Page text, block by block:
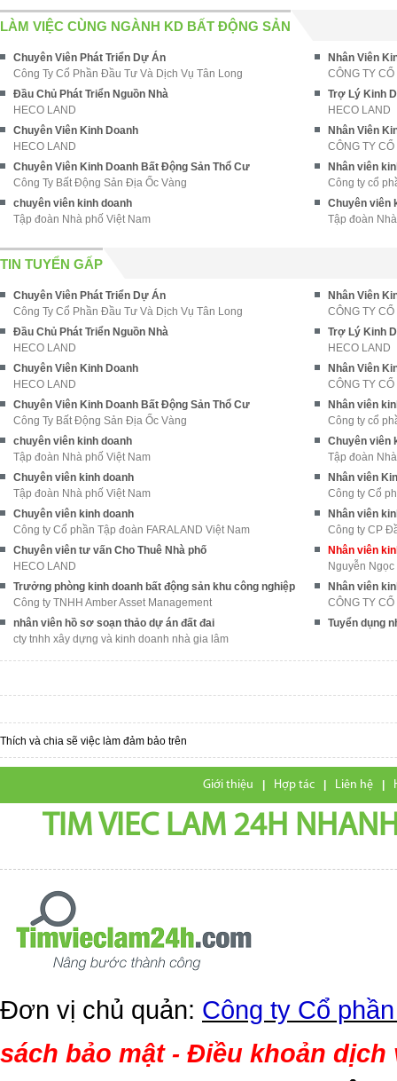
LÀM VIỆC CÙNG NGÀNH KD BẤT ĐỘNG SẢN
Chuyên Viên Phát Triển Dự Án
Công Ty Cổ Phần Đầu Tư Và Dịch Vụ Tân Long
Nhân Viên
CÔNG TY
Đầu Chủ Phát Triển Nguồn Nhà
HECO LAND
Trợ Lý Kinh
HECO LAND
Chuyên Viên Kinh Doanh
HECO LAND
Nhân Viên
CÔNG TY
Chuyên Viên Kinh Doanh Bất Động Sản Thổ Cư
Công Ty Bất Động Sản Địa Ốc Vàng
Nhân viên
Công ty cổ
chuyên viên kinh doanh
Tập đoàn Nhà phố Việt Nam
Chuyên viên
Tập đoàn
TIN TUYỂN GẤP
Chuyên Viên Phát Triển Dự Án
Công Ty Cổ Phần Đầu Tư Và Dịch Vụ Tân Long
Nhân Viên
CÔNG TY
Đầu Chủ Phát Triển Nguồn Nhà
HECO LAND
Trợ Lý Kinh
HECO LAND
Chuyên Viên Kinh Doanh
HECO LAND
Nhân Viên
CÔNG TY
Chuyên Viên Kinh Doanh Bất Động Sản Thổ Cư
Công Ty Bất Động Sản Địa Ốc Vàng
Nhân viên
Công ty cổ
chuyên viên kinh doanh
Tập đoàn Nhà phố Việt Nam
Chuyên viên
Tập đoàn
Chuyên viên kinh doanh
Tập đoàn Nhà phố Việt Nam
Nhân viên
Công ty Cổ
Chuyên viên kinh doanh
Công ty Cổ phần Tập đoàn FARALAND Việt Nam
Nhân viên
Công ty CP
Chuyên viên tư vấn Cho Thuê Nhà phố
HECO LAND
Nhân viên
Nguyễn Ngọc
Trưởng phòng kinh doanh bất động sản khu công nghiệp
Công ty TNHH Amber Asset Management
Nhân viên
CÔNG TY
nhân viên hồ sơ soạn thảo dự án đất đai
cty tnhh xây dựng và kinh doanh nhà gia lâm
Tuyển dụng
Thích và chia sẽ việc làm đảm bảo trên
Giới thiệu | Hợp tác | Liên hệ |
TIM VIEC LAM 24H
Đơn vị chủ quản: Công ty Cổ
sách bảo mật- Điều khoản dịch